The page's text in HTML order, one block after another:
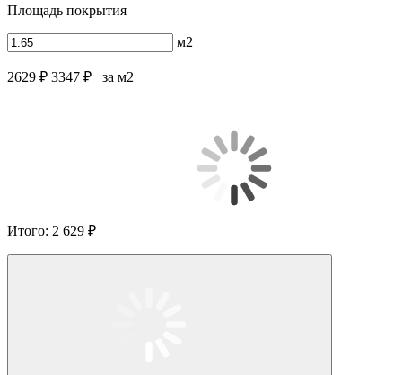
Площадь покрытия
м2
2629 ₽ 3347 ₽ за м2
Итого: 2 629 ₽